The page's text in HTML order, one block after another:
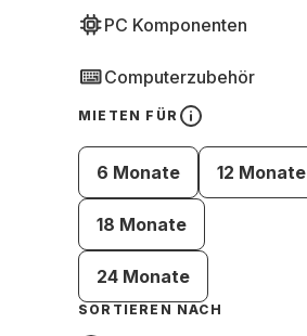
PC Komponenten
Computerzubehör
MIETEN FÜR
6 Monate 12 Monate
18 Monate
24 Monate
SORTIEREN NACH